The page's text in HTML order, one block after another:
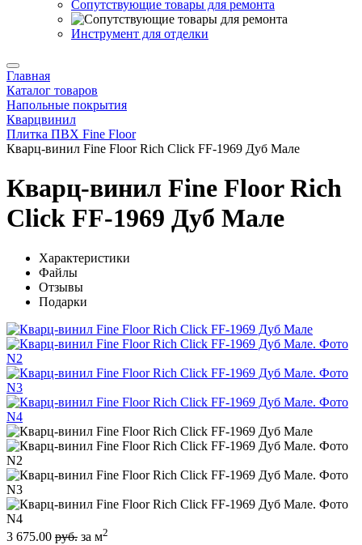
Сопутствующие товары для ремонта
Инструмент для отделки
Главная
Каталог товаров
Напольные покрытия
Кварцвинил
Плитка ПВХ Fine Floor
Кварц-винил Fine Floor Rich Click FF-1969 Дуб Мале
Кварц-винил Fine Floor Rich
Click FF-1969 Дуб Мале
Характеристики
Файлы
Отзывы
Подарки
3 675.00 руб. за м2